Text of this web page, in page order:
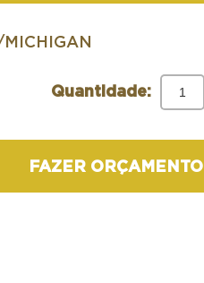
Quantidade:
FAZER ORÇAMENTO